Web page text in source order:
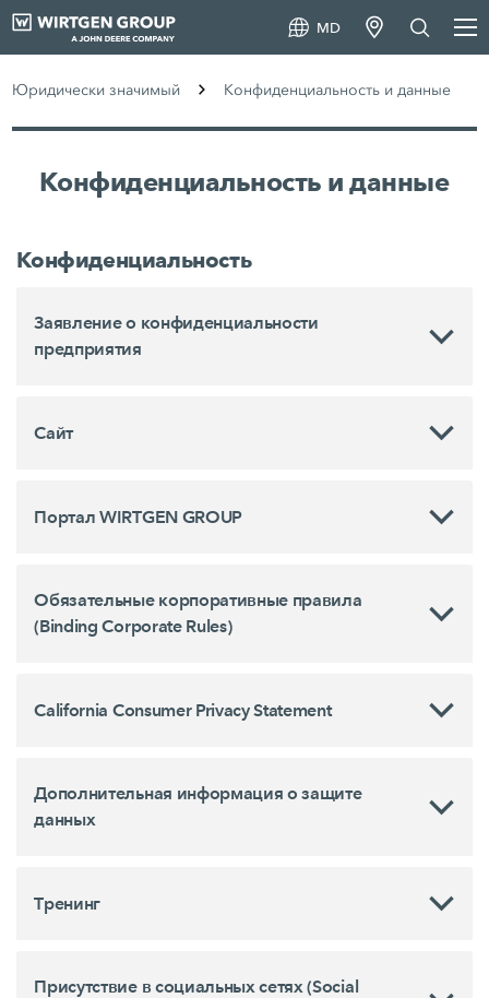
MD
Юридически значимый Конфиденциальность и данные
Конфиденциальность и данные
Конфиденциальность
Заявление о конфиденциальности
предприятия
Сайт
Портал WIRTGEN GROUP
Обязательные корпоративные правила
(Binding Corporate Rules)
California Consumer Privacy Statement
Дополнительная информация о защите
данных
Tренинг
Присутствие в социальных сетях (Social